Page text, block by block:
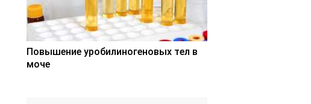
Повышение уробилиногеновых тел в
моче